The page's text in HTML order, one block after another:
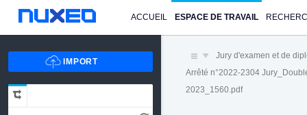
ACCUEIL ESPACE DE TRAVAIL
Jury d'examen et de
Arrêté n°2022-2304
2023_1560.pdf